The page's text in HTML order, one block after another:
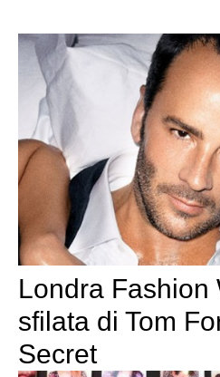
Londra Fashion
sfilata di Tom
Secret